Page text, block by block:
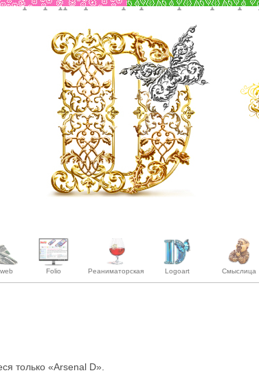
Folio Реаниматорская Logoart Смыслица
только «Arsenal D».